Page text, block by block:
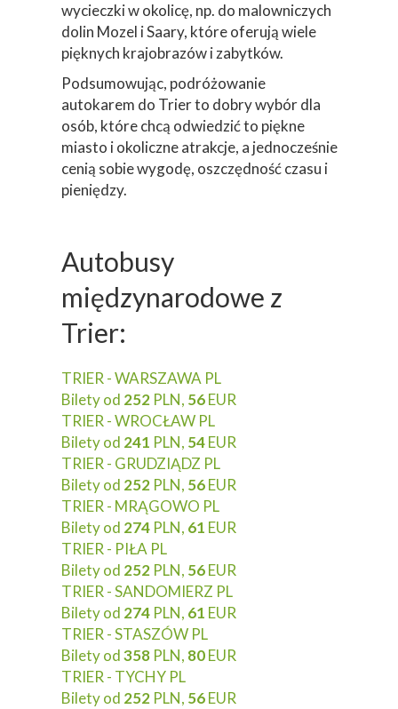
wycieczki w okolicę, np. do malowniczych
dolin Mozel i Saary, które oferują wiele
pięknych krajobrazów i zabytków.
Podsumowując, podróżowanie
autokarem do Trier to dobry wybór dla
osób, które chcą odwiedzić to piękne
miasto i okoliczne atrakcje, a jednocześnie
cenią sobie wygodę, oszczędność czasu i
pieniędzy.
Autobusy
międzynarodowe z
Trier:
TRIER - WARSZAWA PL
Bilety od 252 PLN, 56EUR
TRIER - WROCŁAW PL
Bilety od 241 PLN, 54EUR
TRIER - GRUDZIĄDZ PL
Bilety od 252 PLN, 56EUR
TRIER - MRĄGOWO PL
Bilety od 274 PLN, 61 EUR
TRIER - PIŁA PL
Bilety od 252 PLN, 56EUR
TRIER - SANDOMIERZ PL
Bilety od 274 PLN, 61 EUR
TRIER - STASZÓW PL
Bilety od358 PLN, 80EUR
TRIER - TYCHY PL
Bilety od 252 PLN, 56EUR